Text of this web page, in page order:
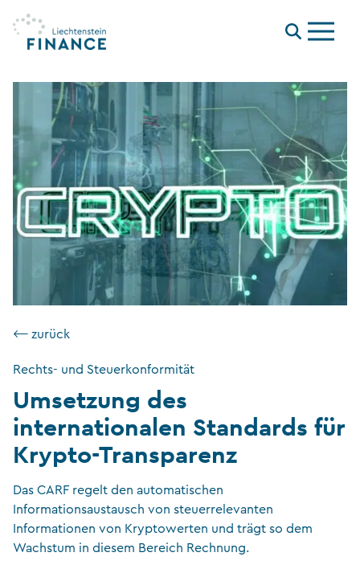
Menu
⟵ zurück
Rechts- und Steuerkonformität
Umsetzung des
internationalen Standards für
Krypto-Transparenz
Das CARF regelt den automatischen
Informationsaustausch von steuerrelevanten
Informationen von Kryptowerten und trägt so dem
Wachstum in diesem Bereich Rechnung.